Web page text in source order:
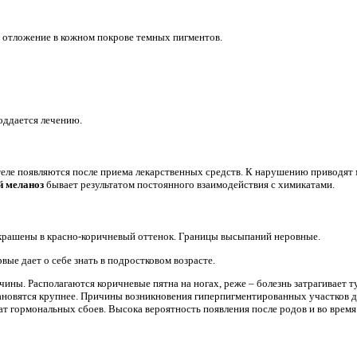
в кожном покрове темных пигментов.
лечению.
появляются после приема лекарственных средств. К нарушению приводят
бывает результатом постоянного взаимодействия с химикатами.
в красно-коричневый оттенок. Границы высыпаний неровные.
дает о себе знать в подростковом возрасте.
Располагаются коричневые пятна на ногах, реже – болезнь затрагивает
крупнее. Причины возникновения гиперпигментированных участков
гормональных сбоев. Высока вероятность появления после родов и во